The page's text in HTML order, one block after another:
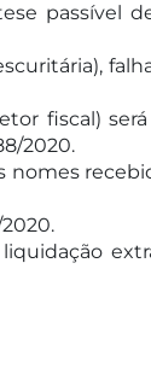
passível
fiscal)
2020.
nomes